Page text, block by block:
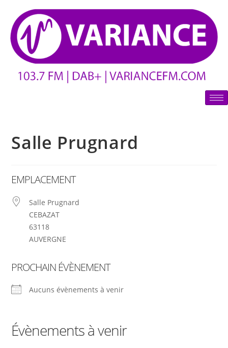
Salle Prugnard
EMPLACEMENT
Salle Prugnard
CEBAZAT
63118
AUVERGNE
PROCHAIN ÉVÈNEMENT
Aucuns évènements à venir
Évènements à venir